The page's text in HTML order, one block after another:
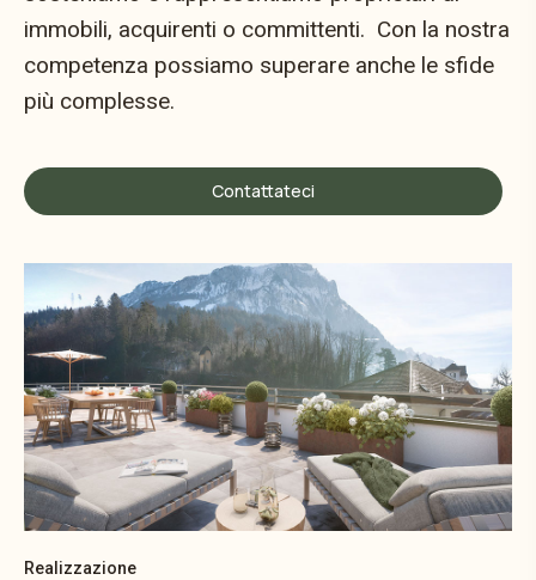
immobili, acquirenti o committenti. Con la nostra
competenza possiamo superare anche le sfide
più complesse.
Contattateci
Realizzazione